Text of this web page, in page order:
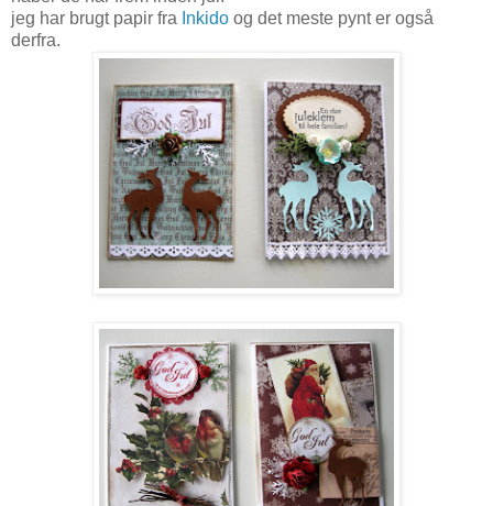
jeg har brugt papir fra Inkido og det meste pynt er også
derfra.